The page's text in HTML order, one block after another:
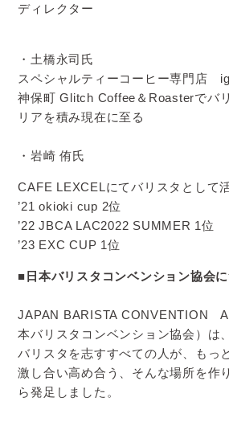
ディレクター
・土橋永司氏
スペシャルティーコーヒー専門店
神保町 Glitch Coffee＆Roasterでバ
リアを積み現在に至る
・岩崎 侑氏
CAFE LEXCELにてバリスタとして
’21 okioki cup 2位
’22 JBCA LAC2022 SUMMER 1位
’23 EXC CUP 1位
■日本バリスタコンベンション協会
JAPAN BARISTA CONVENTION
本バリスタコンベンション協会）は、
バリスタを志すすべての人が、もっ
激し合い高め合う、そんな場所を作
ら発足しました。